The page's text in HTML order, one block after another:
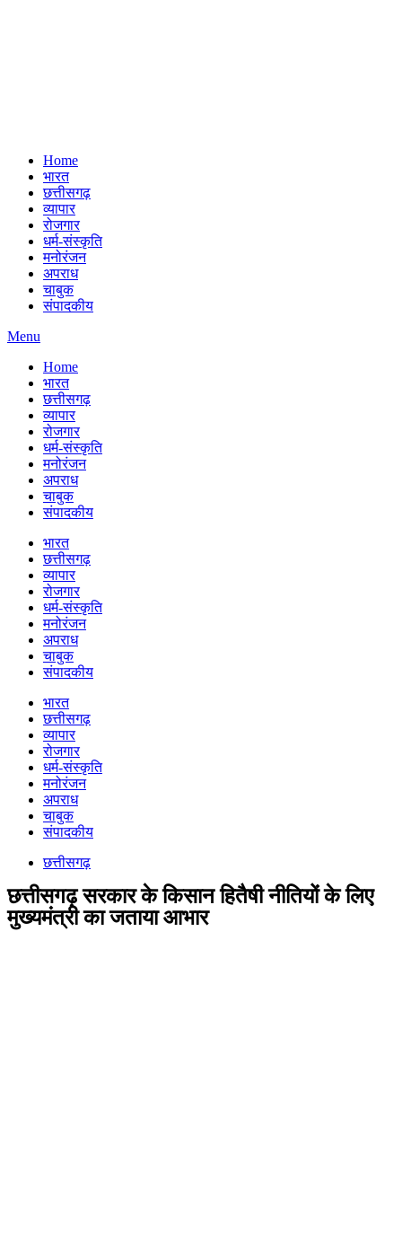
Home
भारत
छत्तीसगढ़
व्यापार
रोजगार
धर्म-संस्कृति
मनोरंजन
अपराध
चाबुक
संपादकीय
Menu
Home
भारत
छत्तीसगढ़
व्यापार
रोजगार
धर्म-संस्कृति
मनोरंजन
अपराध
चाबुक
संपादकीय
भारत
छत्तीसगढ़
व्यापार
रोजगार
धर्म-संस्कृति
मनोरंजन
अपराध
चाबुक
संपादकीय
भारत
छत्तीसगढ़
व्यापार
रोजगार
धर्म-संस्कृति
मनोरंजन
अपराध
चाबुक
संपादकीय
छत्तीसगढ़
छत्तीसगढ़ सरकार के किसान हितैषी नीतियों के लिए
मुख्यमंत्री का जताया आभार